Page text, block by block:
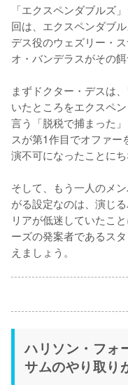
「エクスペンダブルズ
回は、エクスペンダブ
デス役のウェズリー・
オ・バンデラスがその餌
まずドクター・デスは
いたところをエクスペ
言う「脱税で捕まった
スが第1作目でオファー
演不可になったことにち
そして、もう一人のメ
がる設定なのは、演じ
リアが低迷していたこ
ーズの発案者であるス
えましょう。
ハリソン・フォ
サムのやり取り